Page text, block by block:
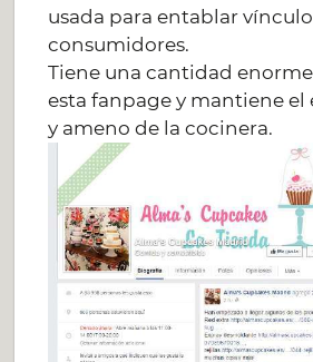
usada para entablar
consumidores.
Tiene una cantidad
esta fanpage y mantiene el
y ameno de la cocinera.